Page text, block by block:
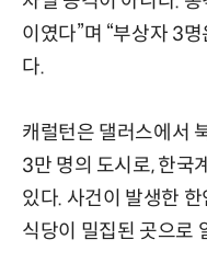
이였다”며 “부상자 3
다.
캐럴턴은 댈러스에서
3만 명의 도시로, 한국
있다. 사건이 발생한
식당이 밀집된 곳으로